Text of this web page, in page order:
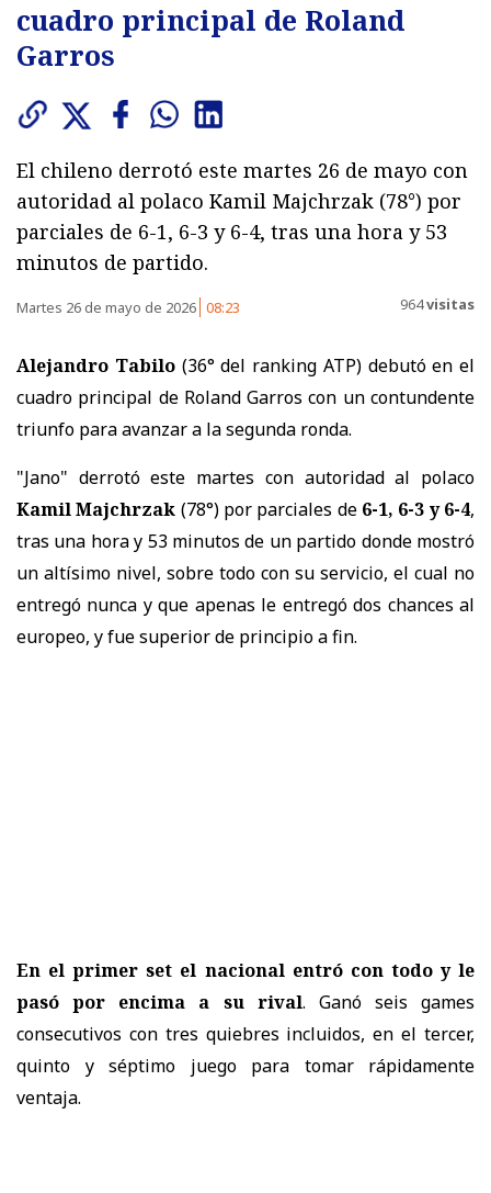
cuadro principal de Roland
Garros
El chileno derrotó este martes 26 de mayo con
autoridad al polaco Kamil Majchrzak (78°) por
parciales de 6-1, 6-3 y 6-4, tras una hora y 53
minutos de partido.
Martes 26 de mayo de 2026 08:23 964visitas
Alejandro Tabilo(36° del ranking ATP) debutó en el
cuadro principal de Roland Garros con un contundente
triunfo para avanzar a la segunda ronda.
"Jano" derrotó este martes con autoridad al polaco
Kamil Majchrzak (78°) por parciales de 6-1, 6-3 y 6-4,
tras una hora y 53 minutos de un partido donde mostró
un altísimo nivel, sobre todo con su servicio, el cual no
entregó nunca y que apenas le entregó dos chances al
europeo, y fue superior de principio a fin.
En el primer set el nacional entró con todo y le
pasó por encima a su rival. Ganó seis games
consecutivos con tres quiebres incluidos, en el tercer,
quinto y séptimo juego para tomar rápidamente
ventaja.